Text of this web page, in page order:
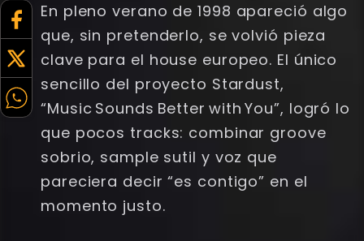
En pleno verano de 1998 apareció algo
que, sin pretenderlo, se volvió pieza
clave para el house europeo. El único
sencillo del proyecto Stardust,
“Music Sounds Better with You”, logró lo
que pocos tracks: combinar groove
sobrio, sample sutil y voz que
pareciera decir “es contigo” en el
momento justo.